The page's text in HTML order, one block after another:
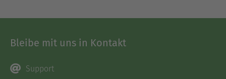
Bleibe mit uns in Kontakt
Support